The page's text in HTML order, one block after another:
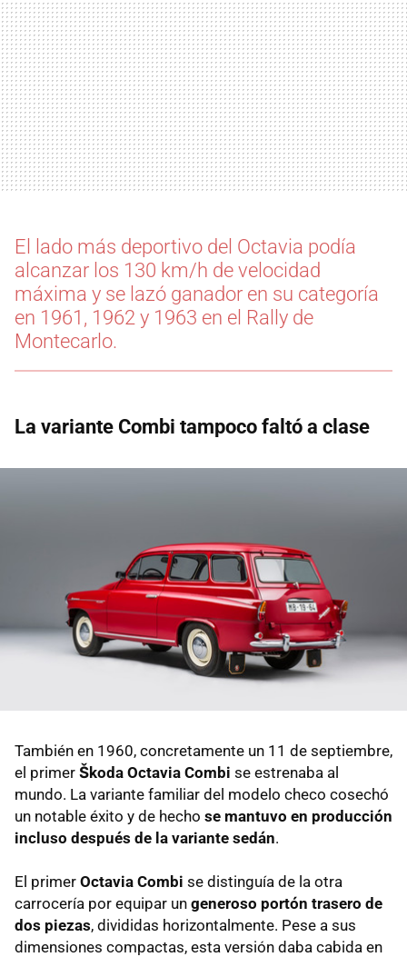
El lado más deportivo del Octavia podía
alcanzar los 130 km/h de velocidad
máxima y se lazó ganador en su categoría
en 1961, 1962 y 1963 en el Rally de
Montecarlo.
La variante Combi tampoco faltó a clase
También en 1960, concretamente un 11 de septiembre,
el primer Škoda Octavia Combi se estrenaba al
mundo. La variante familiar del modelo checo cosechó
un notable éxito y de hecho se mantuvo en producción
incluso después de la variante sedán.
El primer Octavia Combi se distinguía de la otra
carrocería por equipar un generoso portón trasero de
dos piezas, divididas horizontalmente. Pese a sus
dimensiones compactas, esta versión daba cabida en